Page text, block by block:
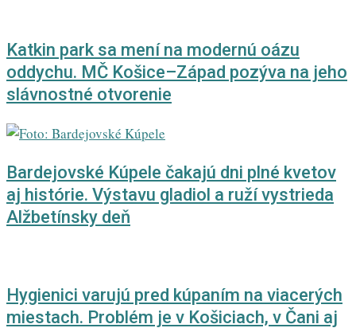
Katkin park sa mení na modernú oázu
oddychu. MČ Košice–Západ pozýva na jeho
slávnostné otvorenie
Bardejovské Kúpele čakajú dni plné kvetov
aj histórie. Výstavu gladiol a ruží vystrieda
Alžbetínsky deň
Hygienici varujú pred kúpaním na viacerých
miestach. Problém je v Košiciach, v Čani aj